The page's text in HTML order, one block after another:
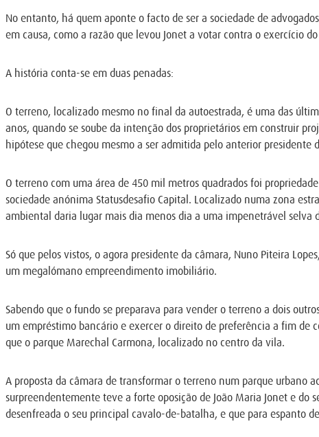
No entanto, há quem aponte o facto de ser a sociedade de
em causa, como a razão que levou Jonet a votar contra o exercício
A história conta-se em duas penadas:
O terreno, localizado mesmo no final da autoestrada, é uma das
anos, quando se soube da intenção dos proprietários em construir
hipótese que chegou mesmo a ser admitida pelo anterior presidente
O terreno com uma área de 450 mil metros quadrados foi
sociedade anónima Statusdesafio Capital. Localizado numa zona
ambiental daria lugar mais dia menos dia a uma impenetrável selva
Só que pelos vistos, o agora presidente da câmara, Nuno Piteira
um megalómano empreendimento imobiliário.
Sabendo que o fundo se preparava para vender o terreno a dois
um empréstimo bancário e exercer o direito de preferência a fim de
que o parque Marechal Carmona, localizado no centro da vila.
A proposta da câmara de transformar o terreno num parque urbano
surpreendentemente teve a forte oposição de João Maria Jonet e
desenfreada o seu principal cavalo-de-batalha, e que para espanto